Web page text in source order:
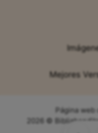
Mejores
Página web
2026 ©